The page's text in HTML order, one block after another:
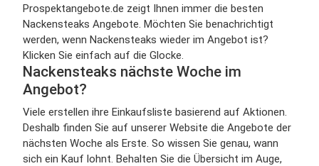
Prospektangebote.de zeigt Ihnen immer die besten
Nackensteaks Angebote. Möchten Sie benachrichtigt
werden, wenn Nackensteaks wieder im Angebot ist?
Klicken Sie einfach auf die Glocke.
Nackensteaks nächste Woche im
Angebot?
Viele erstellen ihre Einkaufsliste basierend auf Aktionen.
Deshalb finden Sie auf unserer Website die Angebote der
nächsten Woche als Erste. So wissen Sie genau, wann
sich ein Kauf lohnt. Behalten Sie die Übersicht im Auge,